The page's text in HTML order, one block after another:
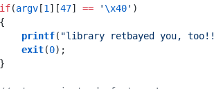
(argv[1 ] [47] == '\x40' )
printf
( "library retbayed you, too!!
exit
(0) ;